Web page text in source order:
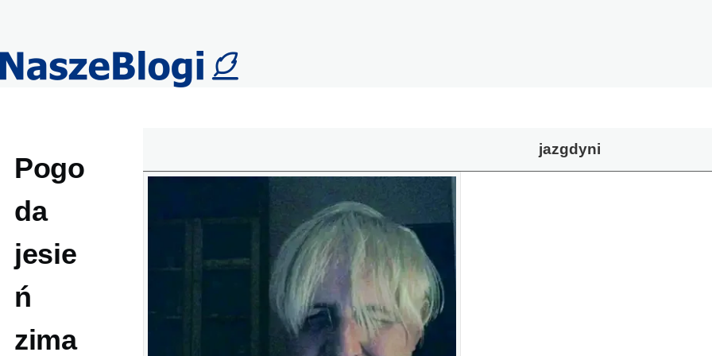
Pogo
da
jesie
ń
zima
jazgdyni